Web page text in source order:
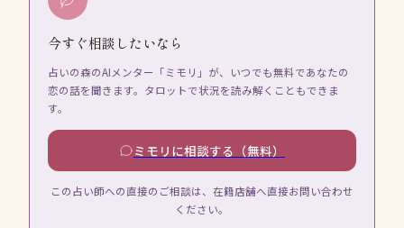
今すぐ相談したいなら
占いの森のAIメンター「ミモリ」が、いつでも無料であなたの
恋の話を聞きます。タロットで状況を読み解くこともできま
す。
ミモリに相談する（無料）
この占い師への直接のご相談は、在籍店舗へ直接お問い合わせ
ください。